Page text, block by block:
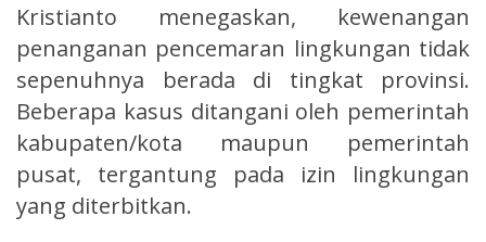
Kristianto menegaskan, kewenangan
penanganan pencemaran lingkungan tidak
sepenuhnya berada di tingkat provinsi.
Beberapa kasus ditangani oleh pemerintah
kabupaten/kota maupun pemerintah
pusat, tergantung pada izin lingkungan
yang diterbitkan.